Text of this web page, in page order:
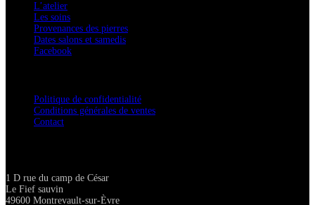
L’atelier
Les soins
Provenances des pierres
Dates salons et samedis
Facebook
Politique de confidentialité
Conditions générales de ventes
Contact
1 D rue du camp de César
Le Fief sauvin
49600 Montrevault-sur-Èvre